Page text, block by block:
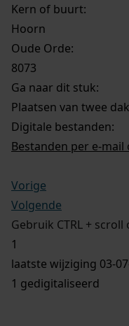
Kern of buurt:
Hoorn
Oude Orde:
8073
Ga naar dit stuk:
Plaatsen van twee
Digitale bestanden:
Bestanden per e-mail
Vorige
Volgende
Gebruik CTRL +
laatste wijziging 03-
1 gedigitaliseerd